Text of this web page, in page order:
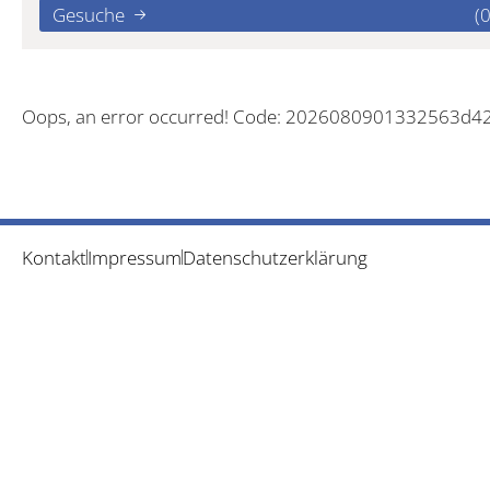
Gesuche
Oops, an error occurred! Code:
KontaktImpressumDatenschutzerklärung